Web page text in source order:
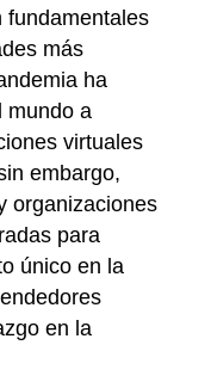
fundamentales
más
ha
mundo a
virtuales
embargo,
organizaciones
para
único en la
en la